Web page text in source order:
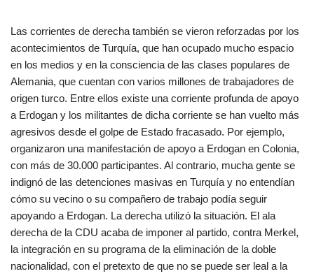
Las corrientes de derecha también se vieron reforzadas por los
acontecimientos de Turquía, que han ocupado mucho espacio
en los medios y en la consciencia de las clases populares de
Alemania, que cuentan con varios millones de trabajadores de
origen turco. Entre ellos existe una corriente profunda de apoyo
a Erdogan y los militantes de dicha corriente se han vuelto más
agresivos desde el golpe de Estado fracasado. Por ejemplo,
organizaron una manifestación de apoyo a Erdogan en Colonia,
con más de 30.000 participantes. Al contrario, mucha gente se
indignó de las detenciones masivas en Turquía y no entendían
cómo su vecino o su compañero de trabajo podía seguir
apoyando a Erdogan. La derecha utilizó la situación. El ala
derecha de la CDU acaba de imponer al partido, contra Merkel,
la integración en su programa de la eliminación de la doble
nacionalidad, con el pretexto de que no se puede ser leal a la